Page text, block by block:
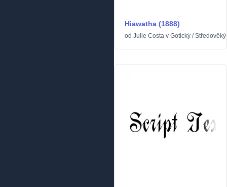
Hiawatha (1888)
od Julie Costa v Gotický /Středověký